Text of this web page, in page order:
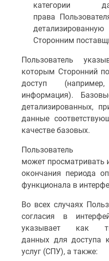
категории
права
Сторонним
Пользователь
которым Сторонний
доступ (например,
информация).
детализированных,
данные
качестве базовых.
Пользователь
может просматривать
окончания периода
функционала в
Во всех случаях
согласия в
указывает как
данных для доступа
услуг (СПУ), а также: